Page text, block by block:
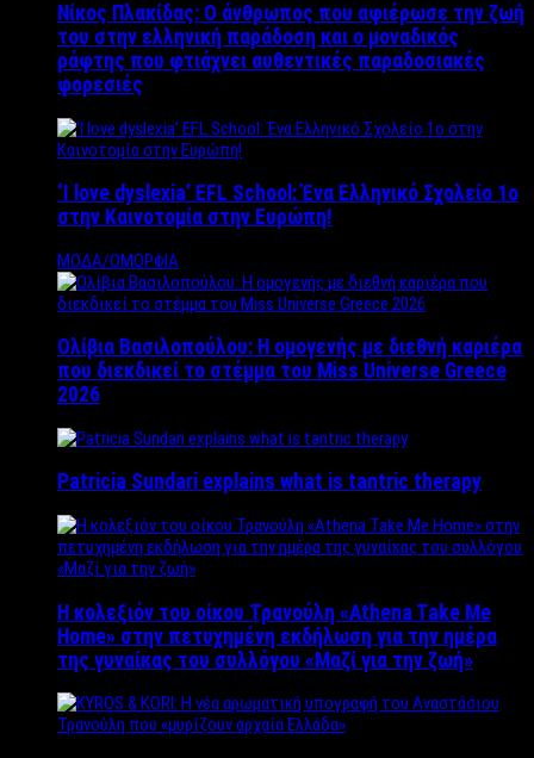
Νίκος Πλακίδας: O άνθρωπος που αφιέρωσε την ζωή
του στην ελληνική παράδοση και ο μοναδικός
ράφτης που φτιάχνει αυθεντικές παραδοσιακές
φορεσιές
‘Ι love dyslexia’ EFL School: Ένα Ελληνικό Σχολείo 1ο
στην Καινοτομία στην Ευρώπη!
ΜΟΔΑ/ΟΜΟΡΦΙΑ
Ολίβια Βασιλοπούλου: Η ομογενής με διεθνή καριέρα
που διεκδικεί το στέμμα του Miss Universe Greece
2026
Patricia Sundari explains what is tantric therapy
Η κολεξιόν του οίκου Τρανούλη «Athena Take Me
Home» στην πετυχημένη εκδήλωση για την ημέρα
της γυναίκας του συλλόγου «Μαζί για την ζωή»